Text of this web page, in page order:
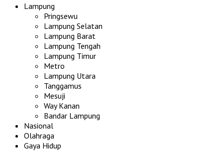
Lampung
Pringsewu
Lampung Selatan
Lampung Barat
Lampung Tengah
Lampung Timur
Metro
Lampung Utara
Tanggamus
Mesuji
Way Kanan
Bandar Lampung
Nasional
Olahraga
Gaya Hidup